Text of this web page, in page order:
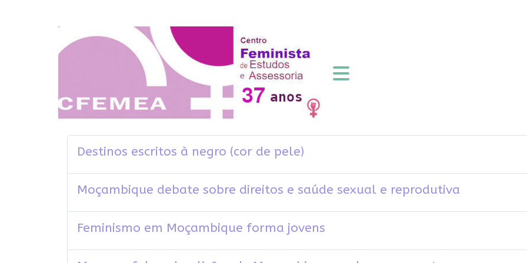
Destinos escritos à negro (cor de pele)
Moçambique debate sobre direitos e saúde sexual e reprodutiva
Feminismo em Moçambique forma jovens